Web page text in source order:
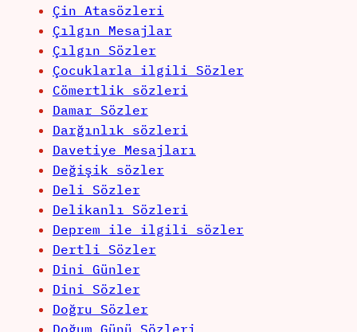
Çin Atasözleri
Çılgın Mesajlar
Çılgın Sözler
Çocuklarla ilgili Sözler
Cömertlik sözleri
Damar Sözler
Darğınlık sözleri
Davetiye Mesajları
Değişik sözler
Deli Sözler
Delikanlı Sözleri
Deprem ile ilgili sözler
Dertli Sözler
Dini Günler
Dini Sözler
Doğru Sözler